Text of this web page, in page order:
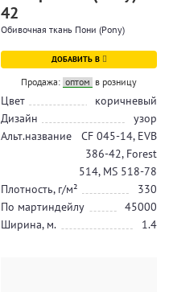
42
Обивочная ткань Пони (Pony)
ДОБАВИТЬ В
Продажа: оптом в розницу
Цвет
коричневый
Дизайн
узор
Альт.название
CF 045-14, EVB
386-42, Forest
514, MS 518-78
Плотность, г/м²
330
По мартиндейлу
45000
Ширина, м.
1.4